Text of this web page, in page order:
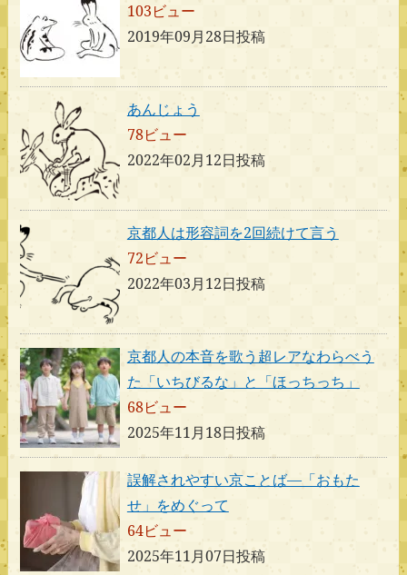
103ビュー
2019年09月28日投稿
あんじょう
78ビュー
2022年02月12日投稿
京都人は形容詞を2回続けて言う
72ビュー
2022年03月12日投稿
京都人の本音を歌う超レアなわらべう
た「いちびるな」と「ほっちっち」
68ビュー
2025年11月18日投稿
誤解されやすい京ことば―「おもた
せ」をめぐって
64ビュー
2025年11月07日投稿